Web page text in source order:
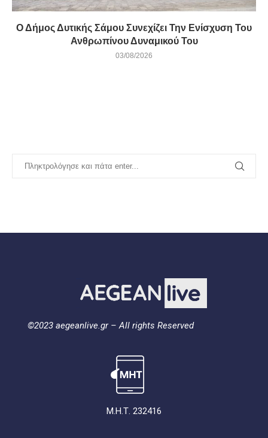
Ο Δήμος Δυτικής Σάμου Συνεχίζει Την Ενίσχυση Του
Ανθρωπίνου Δυναμικού Του
03/08/2026
©2023 aegeanlive.gr – All rights Reserved
Μ.Η.Τ. 232416